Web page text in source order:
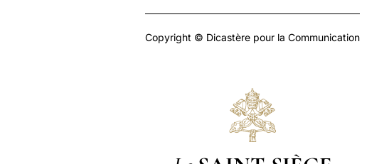
Copyright © Dicastère pour la Communication